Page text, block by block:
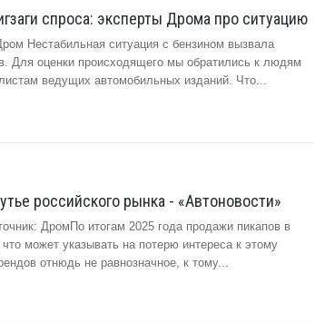
спроса: эксперты Дрома про ситуацию
Нестабильная ситуация с бензином вызвала
Для оценки происходящего мы обратились к людям
ведущих автомобильных изданий. Что...
российского рынка - «Автоновости»
ДромПо итогам 2025 года продажи пикапов в
может указывать на потерю интереса к этому
отнюдь не равнозначное, к тому...